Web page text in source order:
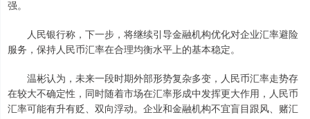
强。
人民银行称，下一步，将继续引导金融机构优化对企业汇率避险
服务，保持人民币汇率在合理均衡水平上的基本稳定。
温彬认为，未来一段时期外部形势复杂多变，人民币汇率走势存
在较大不确定性，同时随着市场在汇率形成中发挥更大作用，人民币
汇率可能有升有贬、双向浮动。企业和金融机构不宜盲目跟风、赌汇